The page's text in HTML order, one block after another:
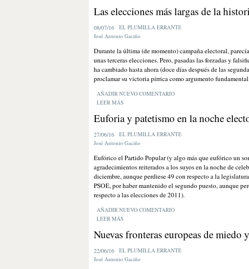
Las elecciones más largas de la
08/07/16
EL PLUMILLA ERRANTE
José Antonio Gaciño
Durante la última (de momento) campaña electoral,
unas terceras elecciones. Pero, pasadas las forzadas y
ha cambiado hasta ahora (doce días después de las
proclamar su victoria pírrica como argumento
AÑADIR NUEVO COMENTARIO
LEER MÁS
Euforia y patetismo en la noche
27/06/16
EL PLUMILLA ERRANTE
José Antonio Gaciño
Eufórico el Partido Popular (y algo más que eufórico un
agradecimientos reiterados a los suyos en la noche de
diciembre, aunque perdiese 49 con respecto a la
PSOE, por haber mantenido el segundo puesto, aunque
respecto a las elecciones de 2011).
AÑADIR NUEVO COMENTARIO
LEER MÁS
Nuevas fronteras europeas de miedo
22/06/16
EL PLUMILLA ERRANTE
José Antonio Gaciño